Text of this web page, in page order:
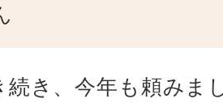
続き、今年も頼みま